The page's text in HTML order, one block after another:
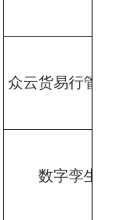
众云货易行管
数字孪生